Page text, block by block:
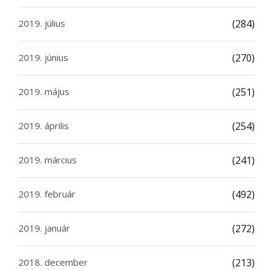
2019. július (284)
2019. június (270)
2019. május (251)
2019. április (254)
2019. március (241)
2019. február (492)
2019. január (272)
2018. december (213)